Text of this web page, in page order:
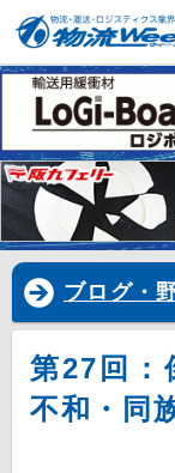
ブログ・
第27回：
不和・同